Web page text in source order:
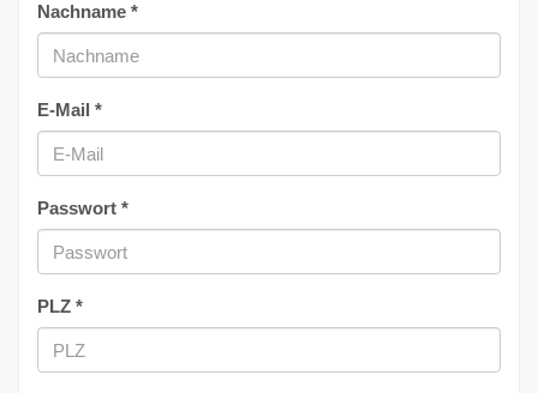
Nachname *
E-Mail *
Passwort *
PLZ *